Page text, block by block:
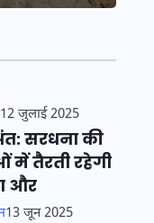
12 जुलाई 2025
सरधना की
में तैरती रहेगी
और
13 जून 2025